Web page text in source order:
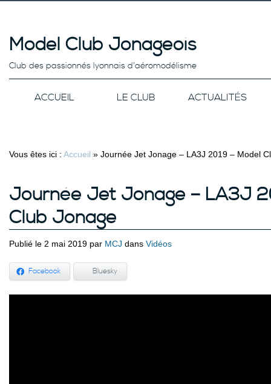
Model Club Jonageois
Club des passionnés lyonnais d’aéromodélisme
ACCUEIL LE CLUB ACTUALITÉS
Vous êtes ici : Accueil » Journée Jet Jonage – LA3J 2019 – Model
Journée Jet Jonage – LA3J
Club Jonage
Publié le 2 mai 2019 par MCJ dans Vidéos
Facebook Bluesky